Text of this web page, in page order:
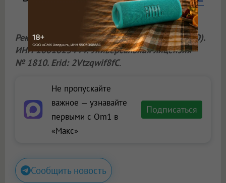
БАНКА.
Реклама. «Азиатско-Тихоокеанский Банк» (АО).
ИНН 2801023444. Универсальная лицензия
№ 1810. Erid: 2Vtzqwif8fC.
Не пропускайте
важное — узнавайте
первыми с Om1 в
«Макс»
Подписаться
Сообщить новость